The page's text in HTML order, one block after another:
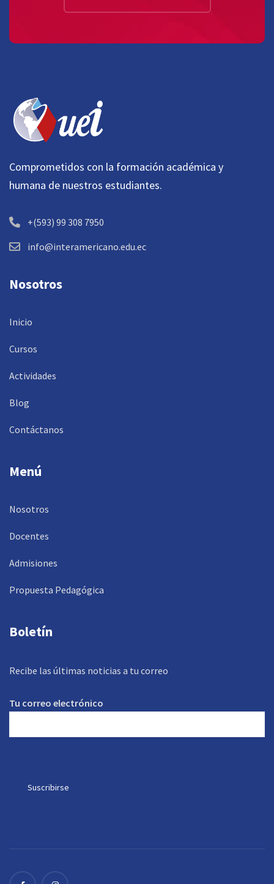
Comprometidos con la formación académica y
humana de nuestros estudiantes.
+(593) 99 308 7950
info@interamericano.edu.ec
Nosotros
Inicio
Cursos
Actividades
Blog
Contáctanos
Menú
Nosotros
Docentes
Admisiones
Propuesta Pedagógica
Boletín
Recibe las últimas noticias a tu correo
Tu correo electrónico